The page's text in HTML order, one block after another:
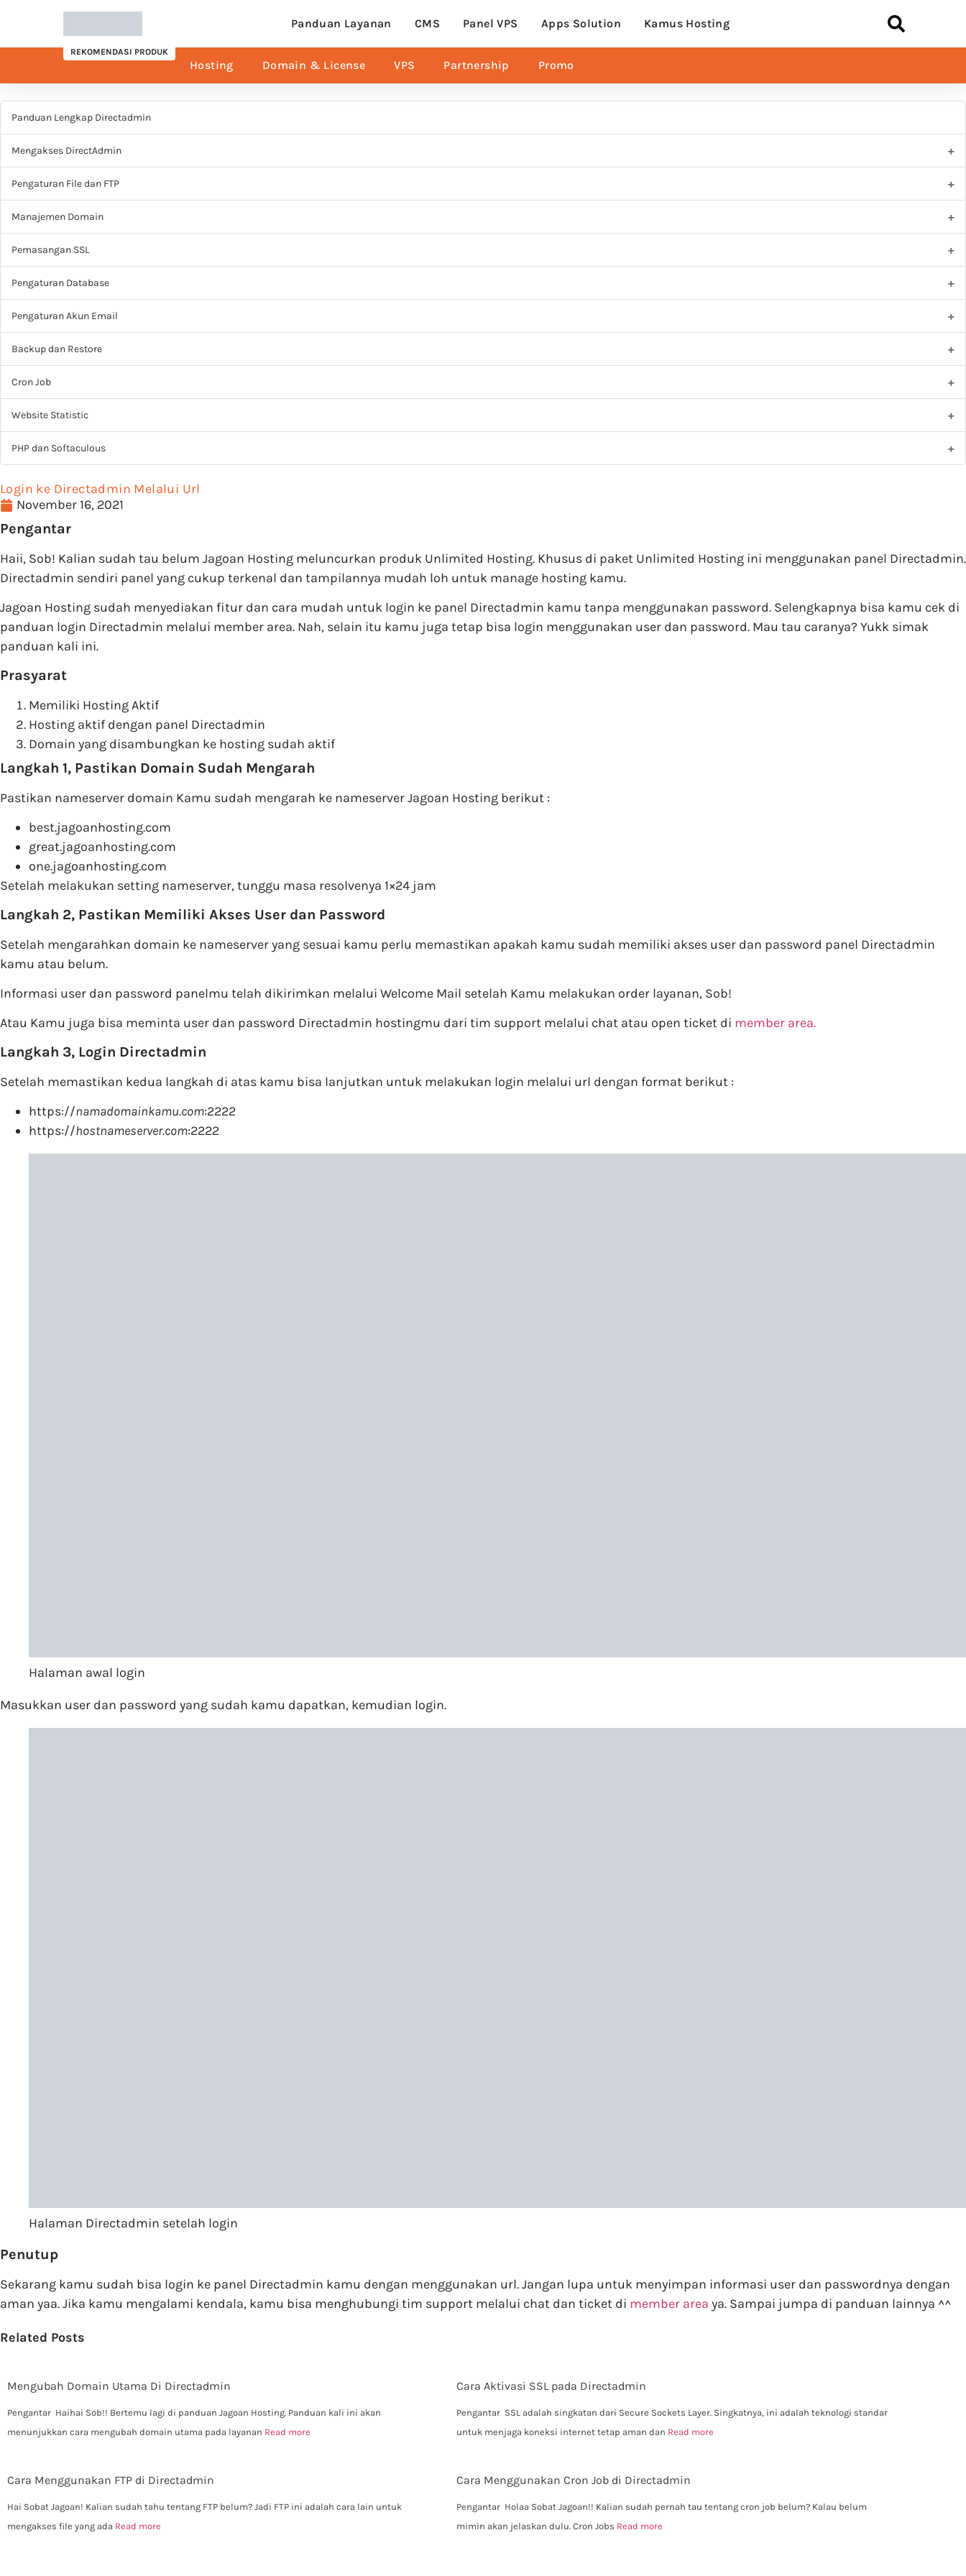
Panduan Layanan CMS Panel VPS Apps Solution Kamus Hosting
REKOMENDASI PRODUK
Hosting Domain & License VPS Partnership Promo
Panduan Lengkap Directadmin
Mengakses DirectAdmin
Pengaturan File dan FTP
Manajemen Domain
Pemasangan SSL
Pengaturan Database
Pengaturan Akun Email
Backup dan Restore
Cron Job
Website Statistic
PHP dan Softaculous
Login ke Directadmin Melalui Url
November 16, 2021
Pengantar
Haii, Sob! Kalian sudah tau belum Jagoan Hosting meluncurkan produk Unlimited Hosting. Khusus di paket Unlimited Hosting ini menggunakan panel Directadmin.
Directadmin sendiri panel yang cukup terkenal dan tampilannya mudah loh untuk manage hosting kamu.
Jagoan Hosting sudah menyediakan fitur dan cara mudah untuk login ke panel Directadmin kamu tanpa menggunakan password. Selengkapnya bisa kamu cek di
panduan login Directadmin melalui member area. Nah, selain itu kamu juga tetap bisa login menggunakan user dan password. Mau tau caranya? Yukk simak
panduan kali ini.
Prasyarat
Memiliki Hosting Aktif
Hosting aktif dengan panel Directadmin
Domain yang disambungkan ke hosting sudah aktif
Langkah 1, Pastikan Domain Sudah Mengarah
Pastikan nameserver domain Kamu sudah mengarah ke nameserver Jagoan Hosting berikut :
best.jagoanhosting.com
great.jagoanhosting.com
one.jagoanhosting.com
Setelah melakukan setting nameserver, tunggu masa resolvenya 1×24 jam
Langkah 2, Pastikan Memiliki Akses User dan Password
Setelah mengarahkan domain ke nameserver yang sesuai kamu perlu memastikan apakah kamu sudah memiliki akses user dan password panel Directadmin
kamu atau belum.
Informasi user dan password panelmu telah dikirimkan melalui Welcome Mail setelah Kamu melakukan order layanan, Sob!
Atau Kamu juga bisa meminta user dan password Directadmin hostingmu dari tim support melalui chat atau open ticket di member area.
Langkah 3, Login Directadmin
Setelah memastikan kedua langkah di atas kamu bisa lanjutkan untuk melakukan login melalui url dengan format berikut :
https://namadomainkamu.com:2222
https://hostnameserver.com:2222
Halaman awal login
Masukkan user dan password yang sudah kamu dapatkan, kemudian login.
Halaman Directadmin setelah login
Penutup
Sekarang kamu sudah bisa login ke panel Directadmin kamu dengan menggunakan url. Jangan lupa untuk menyimpan informasi user dan passwordnya dengan
aman yaa. Jika kamu mengalami kendala, kamu bisa menghubungi tim support melalui chat dan ticket di member area ya. Sampai jumpa di panduan lainnya ^^
Related Posts
Mengubah Domain Utama Di Directadmin
Pengantar Haihai Sob!! Bertemu lagi di panduan Jagoan Hosting. Panduan kali ini akan
menunjukkan cara mengubah domain utama pada layanan Read more
Cara Aktivasi SSL pada Directadmin
Pengantar SSL adalah singkatan dari Secure Sockets Layer. Singkatnya, ini adalah teknologi standar
untuk menjaga koneksi internet tetap aman dan Read more
Cara Menggunakan FTP di Directadmin
Hai Sobat Jagoan! Kalian sudah tahu tentang FTP belum? Jadi FTP ini adalah cara lain untuk
mengakses file yang ada Read more
Cara Menggunakan Cron Job di Directadmin
Pengantar Holaa Sobat Jagoan!! Kalian sudah pernah tau tentang cron job belum? Kalau belum
mimin akan jelaskan dulu. Cron Jobs Read more